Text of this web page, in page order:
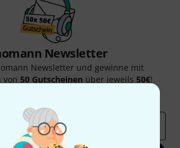
Newsletter
Newsletter und gewinne mit
von 50 Gutscheinen über jeweils 50€!